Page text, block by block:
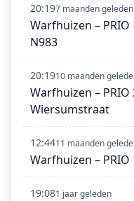
20:197 maanden geleden
Warfhuizen –
N983
20:1910 maanden
Warfhuizen –
Wiersumstraat
12:4411 maanden
Warfhuizen –
19:081 jaar geleden